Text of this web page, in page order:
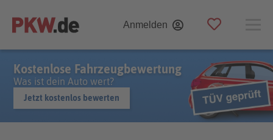
Anmelden
Kostenlose Fahrzeugbewertung
Was ist dein Auto wert?
Jetzt kostenlos bewerten